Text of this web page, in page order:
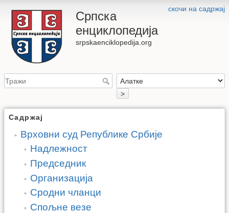
скочи на садржај
Српска
енциклопедија
srpskaenciklopedija.org
>
Садржај
Врховни суд Републике Србије
Надлежност
Председник
Организација
Сродни чланци
Спољне везе